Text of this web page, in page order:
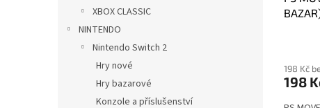
XBOX CLASSIC
NINTENDO
Nintendo Switch 2
Hry nové
Hry bazarové
Konzole a příslušenství
198 Kč
198